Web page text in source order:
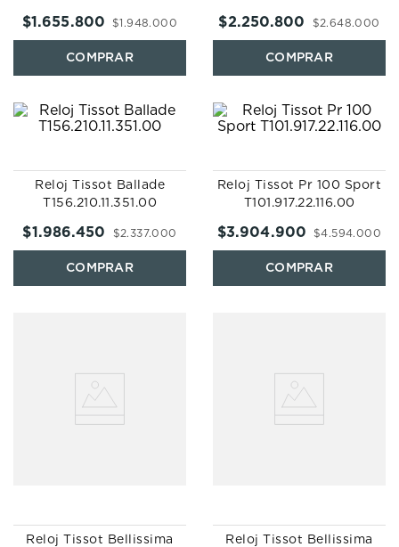
$1 .948.000
$1.655.800 $2.648.000
$2.250.800
Reloj Tissot Ballade
T156.210.11.351.00
$2.337.000
$1.986.450
Reloj Tissot Pr 100 Sport
T101.917.22.116.00
$4.594.000
$3.904.900
Reloj Tissot Bellissima Reloj Tissot Bellissima